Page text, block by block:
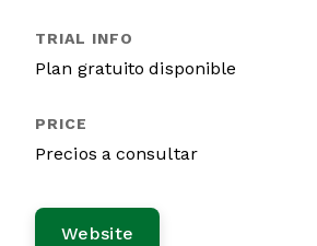
Plan gratuito disponible
Precios a consultar
Website